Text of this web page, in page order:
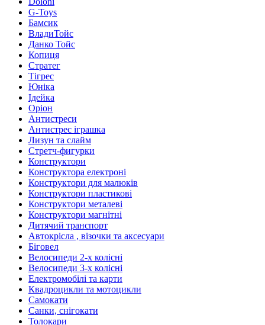
G-Toys
Бамсик
ВладиТойс
Данко Тойс
Копиця
Стратег
Тігрес
Юніка
Ідейка
Оріон
Антистреси
Антистрес іграшка
Лизун та слайм
Стретч-фигурки
Конструктори
Конструктора електроні
Конструктори для малюків
Конструктори пластикові
Конструктори металеві
Конструктори магнітні
Дитячий транспорт
Автокрісла , візочки та аксесуари
Біговел
Велосипеди 2-х колісні
Велосипеди 3-х колісні
Електромобілі та карти
Квадроцикли та мотоцикли
Самокати
Санки, снігокати
Толокари